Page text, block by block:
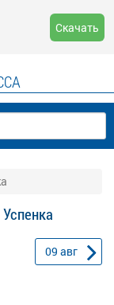
Скачать
09 авг